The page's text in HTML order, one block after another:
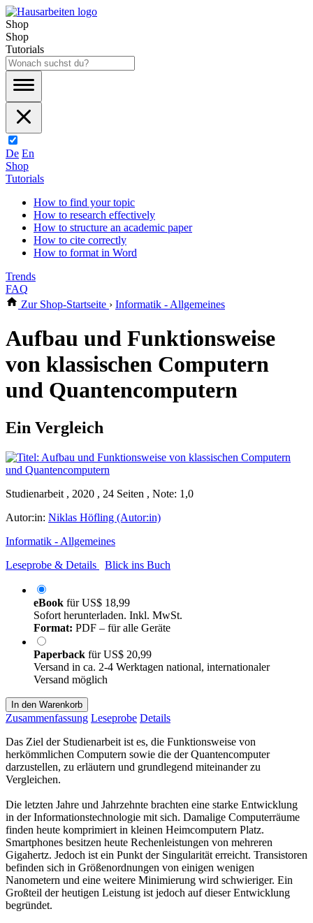
Shop
Shop
Tutorials
De En
Shop
Tutorials
How to find your topic
How to research effectively
How to structure an academic paper
How to cite correctly
How to format in Word
Trends
FAQ
Zur Shop-Startseite › Informatik - Allgemeines
Aufbau und Funktionsweise
von klassischen Computern
und Quantencomputern
Ein Vergleich
Studienarbeit , 2020 , 24 Seiten , Note: 1,0
Autor:in: Niklas Höfling (Autor:in)
Informatik - Allgemeines
Leseprobe & Details
Blick ins Buch
eBook fürUS$ 18,99
Sofort herunterladen. Inkl. MwSt.
Format: PDF – für alle Geräte
Paperback fürUS$ 20,99
Versand in ca. 2-4 Werktagen national, internationaler
Versand möglich
In den Warenkorb
Zusammenfassung Leseprobe Details
Das Ziel der Studienarbeit ist es, die Funktionsweise von
herkömmlichen Computern sowie die der Quantencomputer
darzustellen, zu erläutern und grundlegend miteinander zu
Vergleichen.
Die letzten Jahre und Jahrzehnte brachten eine starke Entwicklung
in der Informationstechnologie mit sich. Damalige Computerräume
finden heute komprimiert in kleinen Heimcomputern Platz.
Smartphones besitzen heute Rechenleistungen von mehreren
Gigahertz. Jedoch ist ein Punkt der Singularität erreicht. Transistoren
befinden sich in Größenordnungen von einigen wenigen
Nanometern und eine weitere Minimierung wird schwieriger. Ein
Großteil der heutigen Leistung ist jedoch auf dieser Entwicklung
begründet.